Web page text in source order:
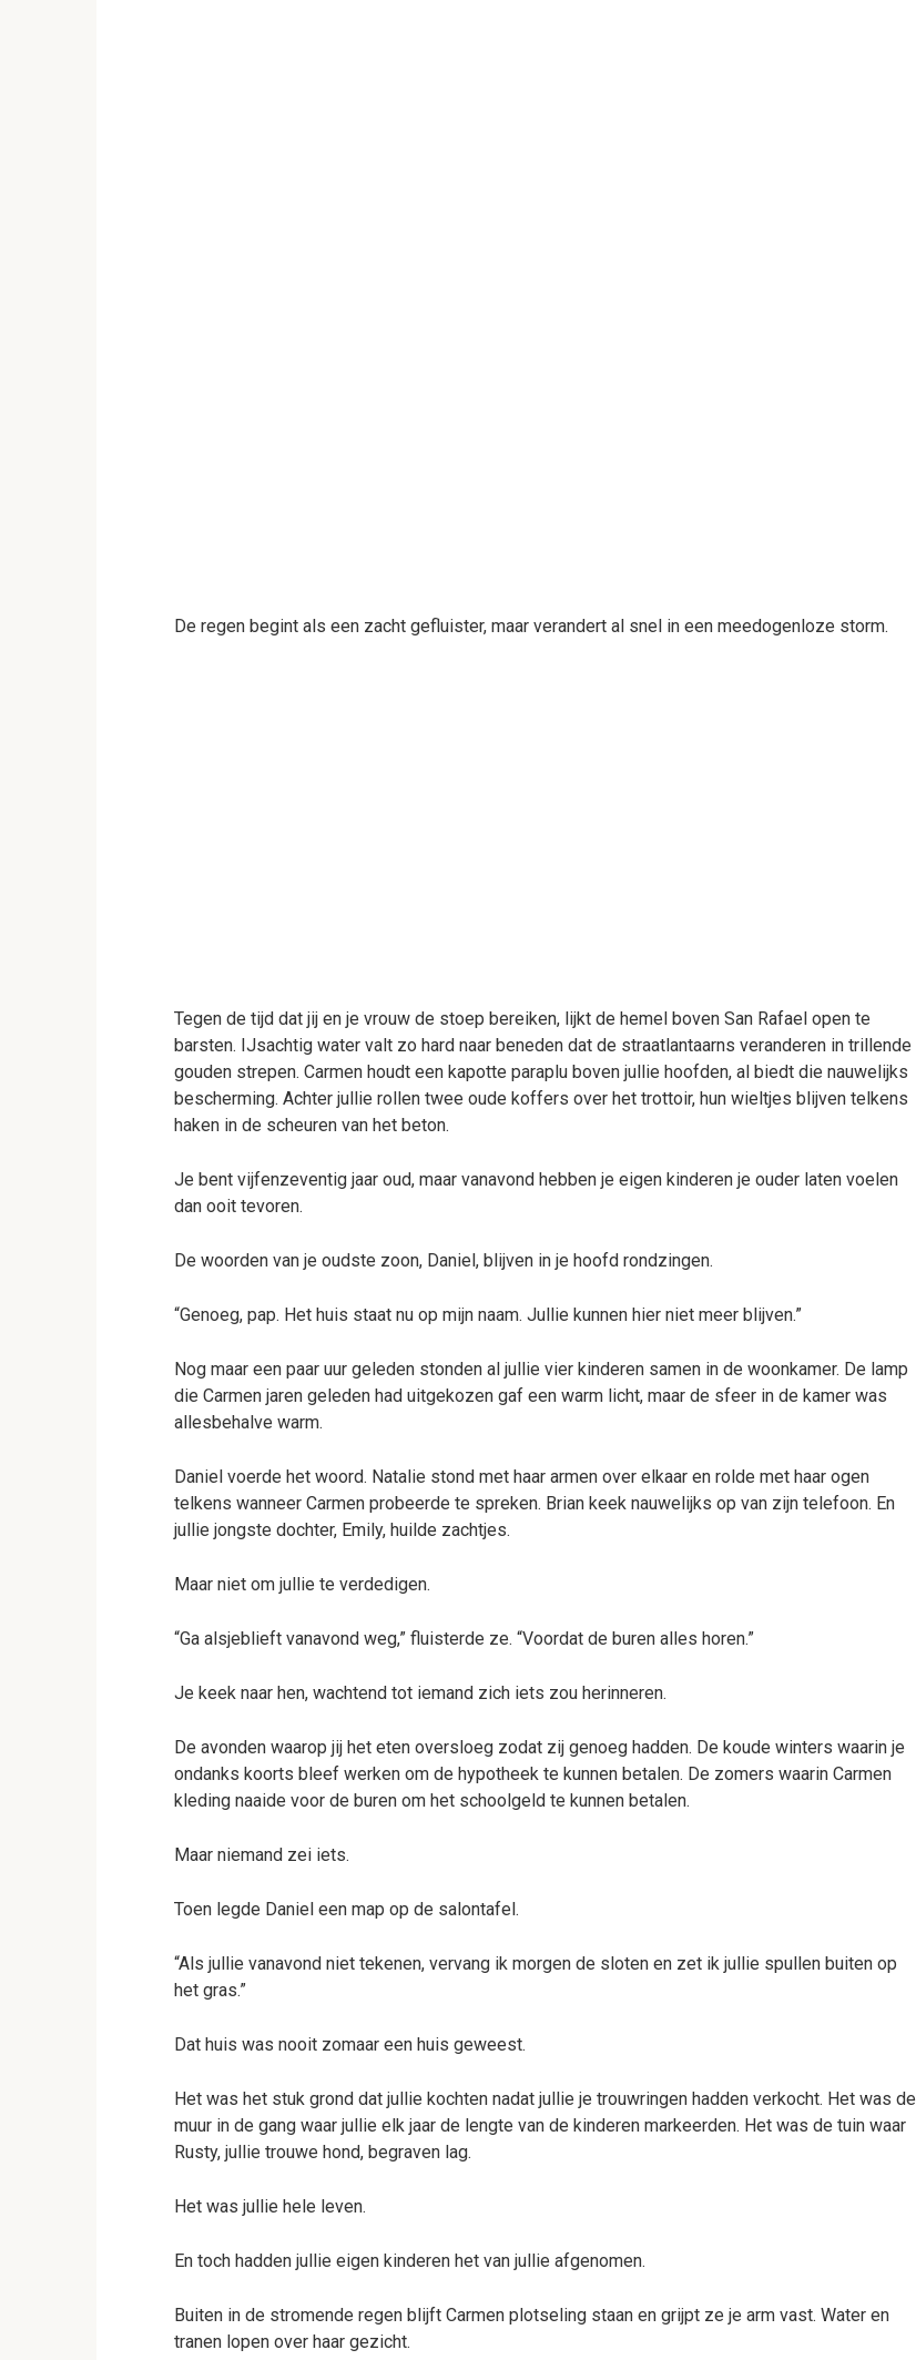
De regen begint als een zacht gefluister, maar verandert al snel in een meedogenloze storm.
Tegen de tijd dat jij en je vrouw de stoep bereiken, lijkt de hemel boven San Rafael open te
barsten. IJsachtig water valt zo hard naar beneden dat de straatlantaarns veranderen in trillende
gouden strepen. Carmen houdt een kapotte paraplu boven jullie hoofden, al biedt die nauwelijks
bescherming. Achter jullie rollen twee oude koffers over het trottoir, hun wieltjes blijven telkens
haken in de scheuren van het beton.
Je bent vijfenzeventig jaar oud, maar vanavond hebben je eigen kinderen je ouder laten voelen
dan ooit tevoren.
De woorden van je oudste zoon, Daniel, blijven in je hoofd rondzingen.
“Genoeg, pap. Het huis staat nu op mijn naam. Jullie kunnen hier niet meer blijven.”
Nog maar een paar uur geleden stonden al jullie vier kinderen samen in de woonkamer. De lamp
die Carmen jaren geleden had uitgekozen gaf een warm licht, maar de sfeer in de kamer was
allesbehalve warm.
Daniel voerde het woord. Natalie stond met haar armen over elkaar en rolde met haar ogen
telkens wanneer Carmen probeerde te spreken. Brian keek nauwelijks op van zijn telefoon. En
jullie jongste dochter, Emily, huilde zachtjes.
Maar niet om jullie te verdedigen.
“Ga alsjeblieft vanavond weg,” fluisterde ze. “Voordat de buren alles horen.”
Je keek naar hen, wachtend tot iemand zich iets zou herinneren.
De avonden waarop jij het eten oversloeg zodat zij genoeg hadden. De koude winters waarin je
ondanks koorts bleef werken om de hypotheek te kunnen betalen. De zomers waarin Carmen
kleding naaide voor de buren om het schoolgeld te kunnen betalen.
Maar niemand zei iets.
Toen legde Daniel een map op de salontafel.
“Als jullie vanavond niet tekenen, vervang ik morgen de sloten en zet ik jullie spullen buiten op
het gras.”
Dat huis was nooit zomaar een huis geweest.
Het was het stuk grond dat jullie kochten nadat jullie je trouwringen hadden verkocht. Het was de
muur in de gang waar jullie elk jaar de lengte van de kinderen markeerden. Het was de tuin waar
Rusty, jullie trouwe hond, begraven lag.
Het was jullie hele leven.
En toch hadden jullie eigen kinderen het van jullie afgenomen.
Buiten in de stromende regen blijft Carmen plotseling staan en grijpt ze je arm vast. Water en
tranen lopen over haar gezicht.